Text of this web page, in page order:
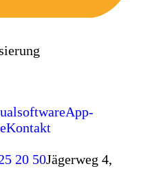
App-
Kontakt
20 50Jägerweg 4,